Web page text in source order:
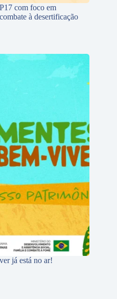
com foco em
à desertificação
já está no ar!